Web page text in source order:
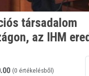
társadalom
az IHM
(0 értékelésből)